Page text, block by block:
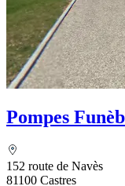
Pompes
152 route de Navès
81100 Castres